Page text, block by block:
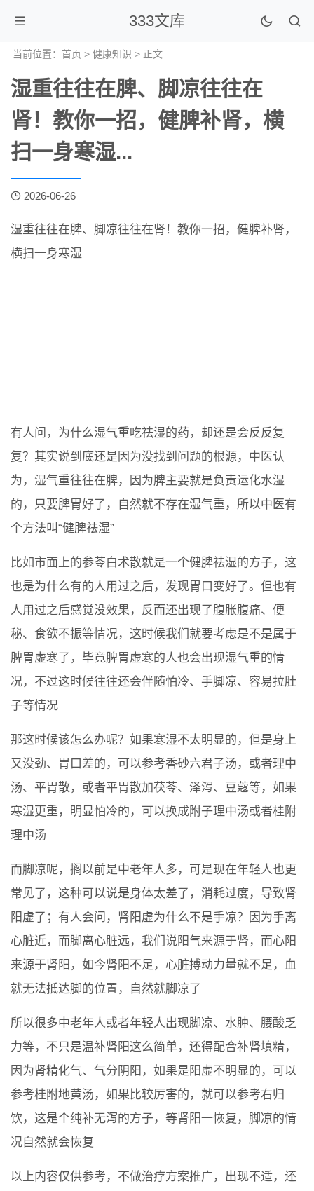
333文库
当前位置： 首页 > 健康知识 > 正文
湿重往往在脾、脚凉往往在
肾！教你一招，健脾补肾，横
扫一身寒湿...
2026-06-26
湿重往往在脾、脚凉往往在肾！教你一招，健脾补肾，
横扫一身寒湿
有人问，为什么湿气重吃祛湿的药，却还是会反反复
复？其实说到底还是因为没找到问题的根源，中医认
为，湿气重往往在脾，因为脾主要就是负责运化水湿
的，只要脾胃好了，自然就不存在湿气重，所以中医有
个方法叫“健脾祛湿”
比如市面上的参苓白术散就是一个健脾祛湿的方子，这
也是为什么有的人用过之后，发现胃口变好了。但也有
人用过之后感觉没效果，反而还出现了腹胀腹痛、便
秘、食欲不振等情况，这时候我们就要考虑是不是属于
脾胃虚寒了，毕竟脾胃虚寒的人也会出现湿气重的情
况，不过这时候往往还会伴随怕冷、手脚凉、容易拉肚
子等情况
那这时候该怎么办呢？如果寒湿不太明显的，但是身上
又没劲、胃口差的，可以参考香砂六君子汤，或者理中
汤、平胃散，或者平胃散加茯苓、泽泻、豆蔻等，如果
寒湿更重，明显怕冷的，可以换成附子理中汤或者桂附
理中汤
而脚凉呢，搁以前是中老年人多，可是现在年轻人也更
常见了，这种可以说是身体太差了，消耗过度，导致肾
阳虚了；有人会问，肾阳虚为什么不是手凉？因为手离
心脏近，而脚离心脏远，我们说阳气来源于肾，而心阳
来源于肾阳，如今肾阳不足，心脏搏动力量就不足，血
就无法抵达脚的位置，自然就脚凉了
所以很多中老年人或者年轻人出现脚凉、水肿、腰酸乏
力等，不只是温补肾阳这么简单，还得配合补肾填精，
因为肾精化气、气分阴阳，如果是阳虚不明显的，可以
参考桂附地黄汤，如果比较厉害的，就可以参考右归
饮，这是个纯补无泻的方子，等肾阳一恢复，脚凉的情
况自然就会恢复
以上内容仅供参考，不做治疗方案推广，出现不适，还